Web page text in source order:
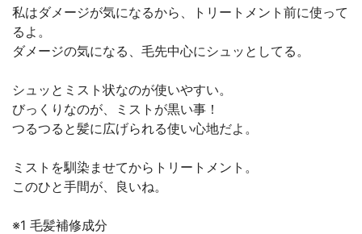
私はダメージが気になるから、トリートメント前に使って
るよ。
ダメージの気になる、毛先中心にシュッとしてる。
シュッとミスト状なのが使いやすい。
びっくりなのが、ミストが黒い事！
つるつると髪に広げられる使い心地だよ。
ミストを馴染ませてからトリートメント。
このひと手間が、良いね。
※1 毛髪補修成分